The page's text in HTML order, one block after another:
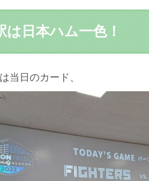
は日本ハム一色！
当日のカード、